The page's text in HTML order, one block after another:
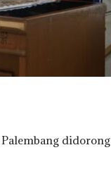
didorong